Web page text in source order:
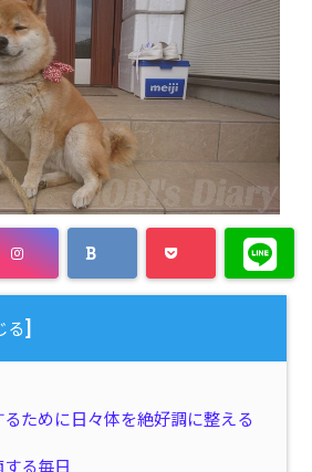
る]
ために日々体を絶好調に整える
る毎日